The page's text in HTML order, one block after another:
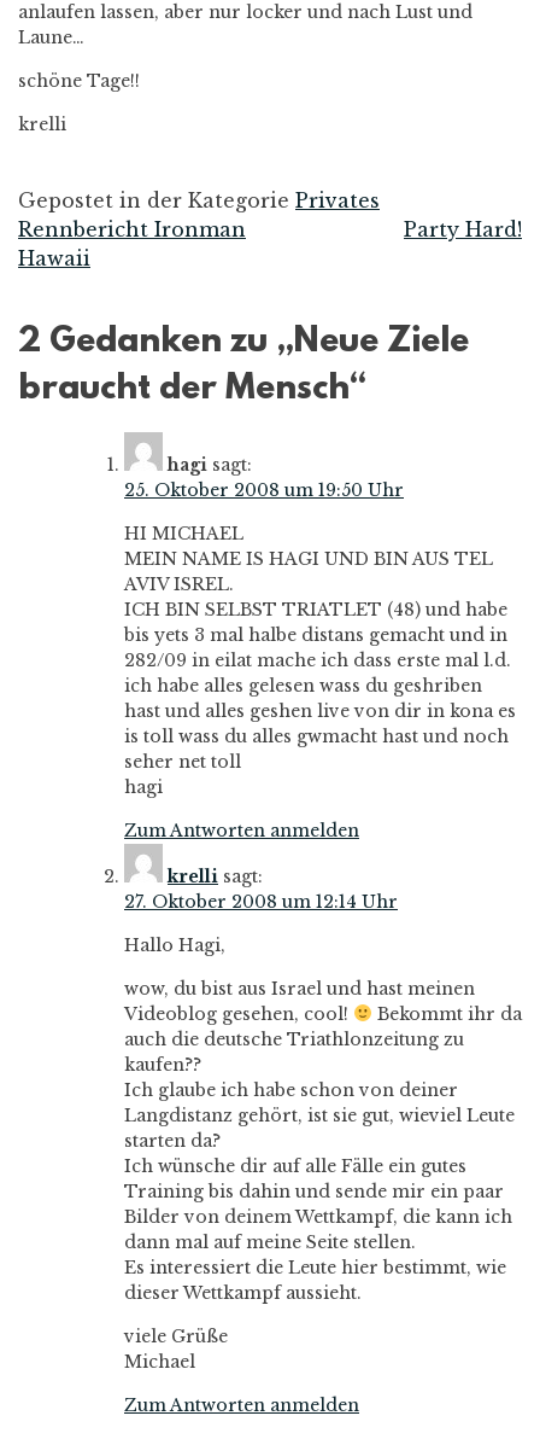
anlaufen lassen, aber nur locker und nach Lust und
Laune…
schöne Tage!!
krelli
Gepostet in der Kategorie Privates
Beitrags-
Rennbericht Ironman
Hawaii
Party Hard!
2 Gedanken zu „Neue Ziele
braucht der Mensch“
hagi sagt:
25. Oktober 2008 um 19:50 Uhr
HI MICHAEL
MEIN NAME IS HAGI UND BIN AUS TEL
AVIV ISREL.
ICH BIN SELBST TRIATLET (48) und habe
bis yets 3 mal halbe distans gemacht und in
282/09 in eilat mache ich dass erste mal l.d.
ich habe alles gelesen wass du geshriben
hast und alles geshen live von dir in kona es
is toll wass du alles gwmacht hast und noch
seher net toll
hagi
Zum Antworten anmelden
krelli sagt:
27. Oktober 2008 um 12:14 Uhr
Hallo Hagi,
wow, du bist aus Israel und hast meinen
Videoblog gesehen, cool!
Bekommt ihr da
auch die deutsche Triathlonzeitung zu
kaufen??
Ich glaube ich habe schon von deiner
Langdistanz gehört, ist sie gut, wieviel Leute
starten da?
Ich wünsche dir auf alle Fälle ein gutes
Training bis dahin und sende mir ein paar
Bilder von deinem Wettkampf, die kann ich
dann mal auf meine Seite stellen.
Es interessiert die Leute hier bestimmt, wie
dieser Wettkampf aussieht.
viele Grüße
Michael
Zum Antworten anmelden